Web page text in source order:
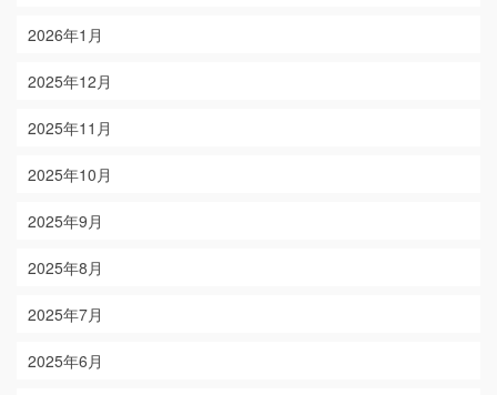
2026年1月
2025年12月
2025年11月
2025年10月
2025年9月
2025年8月
2025年7月
2025年6月